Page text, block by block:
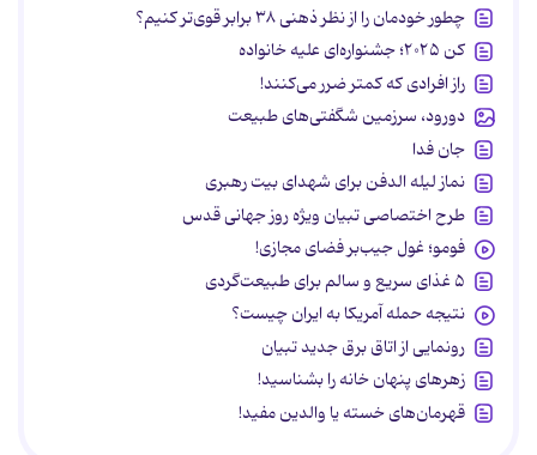
چطور خودمان را از نظر ذهنی ۳۸ برابر قوی‌تر کنیم؟
کن ۲۰۲۵؛ جشنواره‌ای علیه خانواده
راز افرادی که کمتر ضرر می‌کنند!
دورود، سرزمین شگفتی‌های طبیعت
جان فدا
نماز لیله الدفن برای شهدای بیت رهبری
طرح اختصاصی تبیان ویژه روز جهانی قدس
فومو؛ غول جیب‌بر فضای مجازی!
۵ غذای سریع و سالم برای طبیعت‌گردی
نتیجه حمله آمریکا به ایران چیست؟
رونمایی از اتاق برق جدید تبیان
زهرهای پنهان خانه را بشناسید!
قهرمان‌های خسته یا والدین مفید!